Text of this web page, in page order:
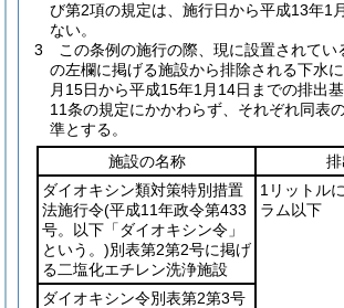
び第2項の規定は、施行日から平成13年1
ない。
3
この条例の施行の際、現に設置されてい
の左欄に掲げる施設から排除される下水
月15日から平成15年1月14日までの排出
11条の規定にかかわらず、それぞれ同表
準とする。
施設の名称
ダイオキシン類対策特別措置
法施行令(平成11年政令第433
号。以下「ダイオキシン令」
という。)別表第2第2号に掲げ
る二塩化エチレン洗浄施設
1リットル
ラム以下
ダイオキシン令別表第2第3号